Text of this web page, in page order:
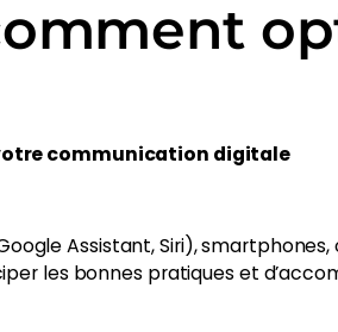
communication digitale
Assistant, Siri),
les bonnes pratiques et